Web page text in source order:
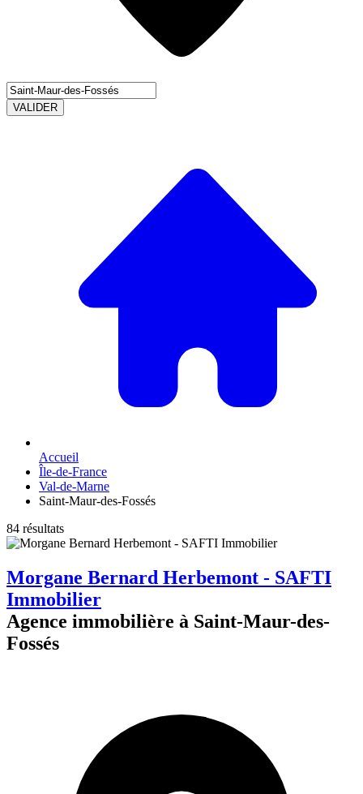
VALIDER
Accueil
Île-de-France
Val-de-Marne
Saint-Maur-des-Fossés
84 résultats
Morgane Bernard Herbemont - SAFTI
Immobilier
Agence immobilière à Saint-Maur-des-
Fossés